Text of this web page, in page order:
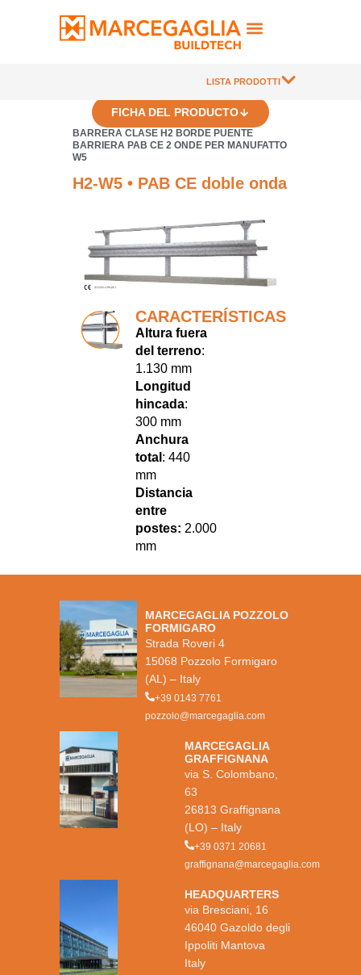
LISTA PRODOTTI
BARRERA CLASE H2 BORDE PUENTE
BARRIERA PAB CE 2 ONDE PER MANUFATTO
W5
FICHA DEL PRODUCTO
H2-W5 • PAB CE doble onda
CARACTERÍSTICAS
Altura fuera
del terreno:
1.130 mm
Longitud
hincada:
300 mm
Anchura
total : 440
mm
Distancia
entre
postes: 2.000
mm
MARCEGAGLIA POZZOLO
FORMIGARO
Strada Roveri 4
15068 Pozzolo Formigaro
(AL) – Italy
+39 0143 7761
pozzolo@marcegaglia.com
MARCEGAGLIA
GRAFFIGNANA
via S. Colombano,
63
26813 Graffignana
(LO) – Italy
+39 0371 20681
graffignana@marcegaglia.com
HEADQUARTERS
via Bresciani, 16
46040 Gazoldo degli
Ippoliti Mantova
Italy